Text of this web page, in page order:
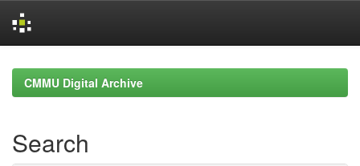
navigationCMMU Digital Archive
Search